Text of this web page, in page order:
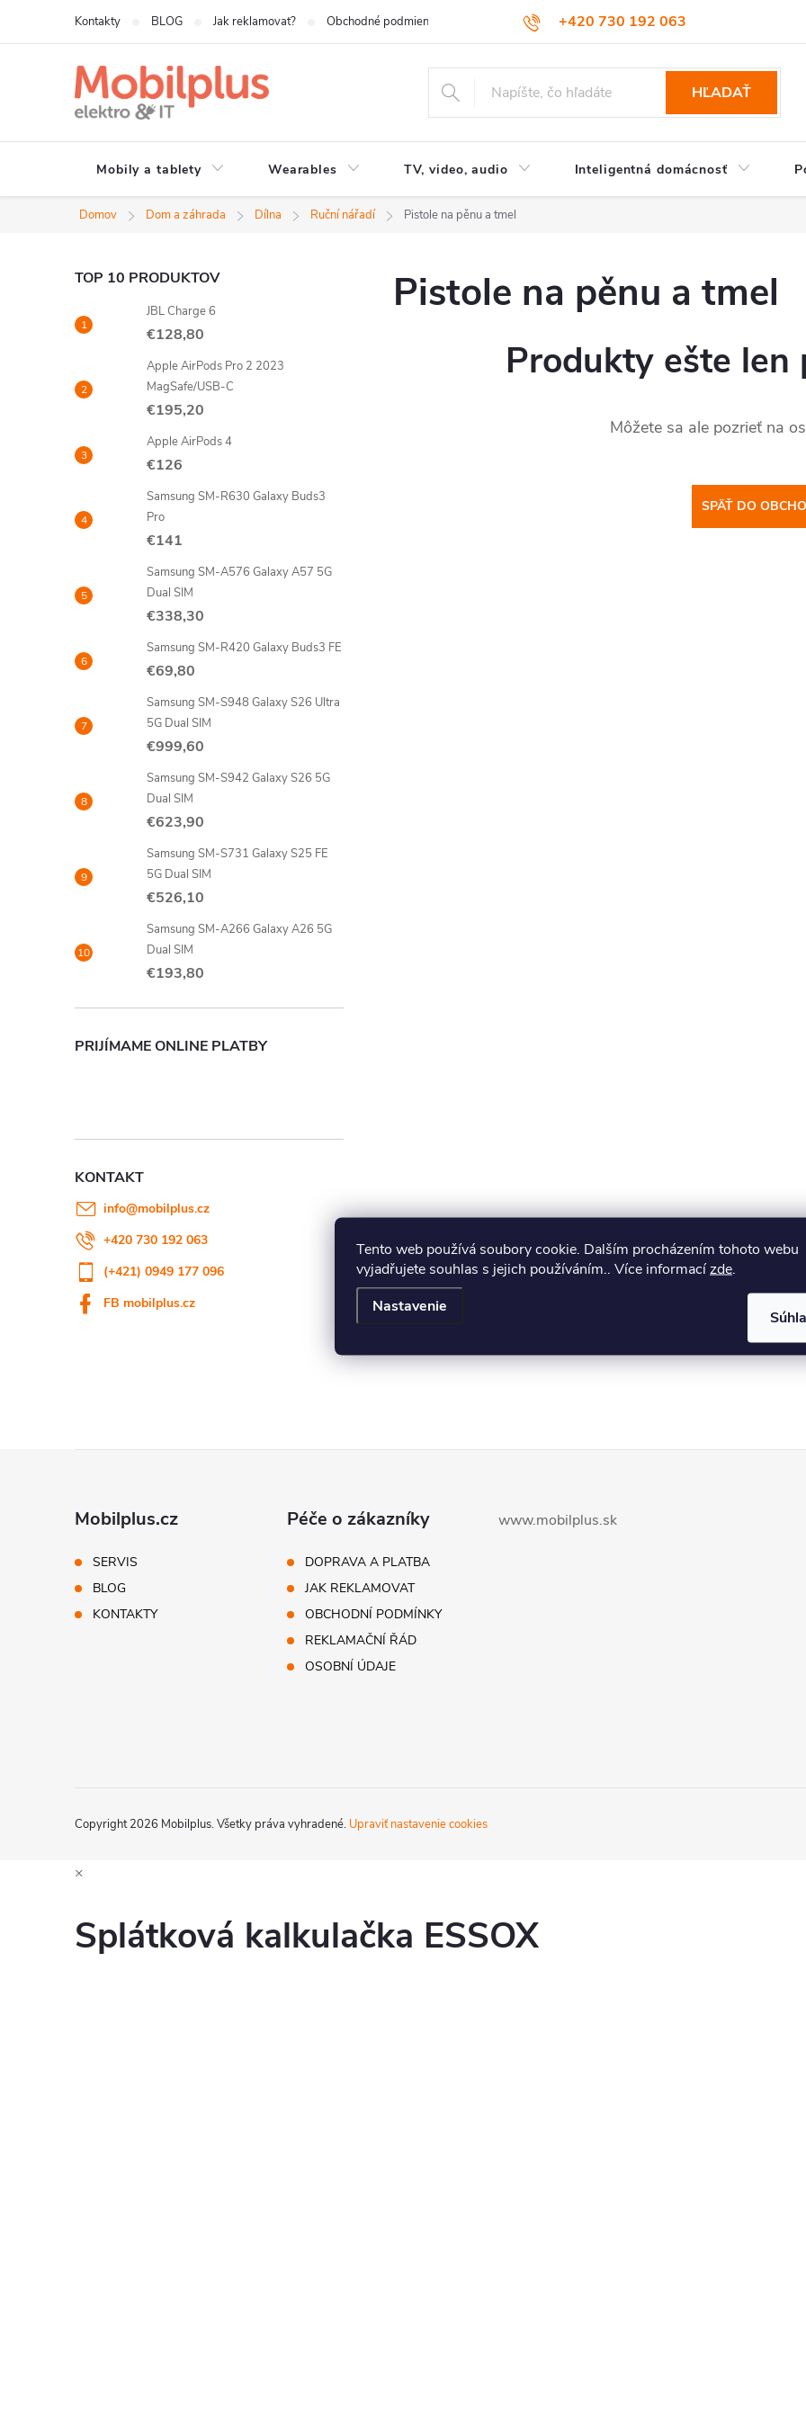
Tento web používá soubory cookie. Dalším procházením tohoto webu
vyjadřujete souhlas s jejich používáním.. Více informacízde.
Nastavenie
+420 730 192 063
Kontakty BLOG Jak reklamovat? Obchodné podmienky Podmienky ochrany osobných údajov
HĽADAŤ
Mobily a tablety Wearables TV, video, audio Inteligentná domácnosť
Domov Dom a záhrada Dílna Ruční nářadí Pistole na pěnu a tmel
B
o
č
ý
p
n
e
TOP 10 PRODUKTOV
JBL Charge 6
€128,80
Apple AirPods Pro 2 2023
MagSafe/USB-C
€195,20
Apple AirPods 4
€126
Samsung SM-R630 Galaxy Buds3
Pro
€141
Samsung SM-A576 Galaxy A57 5G
Dual SIM
€338,30
Samsung SM-R420 Galaxy Buds3 FE
€69,80
Samsung SM-S948 Galaxy S26 Ultra
5G Dual SIM
€999,60
Samsung SM-S942 Galaxy S26 5G
Dual SIM
€623,90
Samsung SM-S731 Galaxy S25 FE
5G Dual SIM
€526,10
Samsung SM-A266 Galaxy A26 5G
Dual SIM
€193,80
PRIJÍMAME ONLINE PLATBY
KONTAKT
info@mobilplus.cz
+420 730 192 063
(+421) 0949 177 096
FB mobilplus.cz
Pistole na pěnu a tmel
Produkty ešte len
Môžete sa ale pozrieť na
SPÄŤ DO
Mobilplus.cz
SERVIS
BLOG
KONTAKTY
Péče o zákazníky
DOPRAVA A PLATBA
JAK REKLAMOVAT
OBCHODNÍ PODMÍNKY
REKLAMAČNÍ ŘÁD
OSOBNÍ ÚDAJE
www.mobilplus.sk
Copyright 2026 Mobilplus. Všetky práva vyhradené. Upraviť nastavenie cookies
×
Splátková kalkulačka ESSOX